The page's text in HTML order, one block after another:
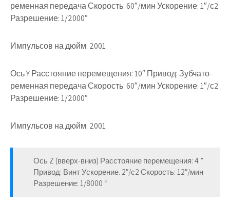
ременная передача Скорость: 60″/мин Ускорение: 1″/с2
Разрешение: 1/2000″
Импульсов на дюйм: 2001
Ось Y Расстояние перемещения: 10″ Привод: Зубчато-
ременная передача Скорость: 60″/мин Ускорение: 1″/с2
Разрешение: 1/2000″
Импульсов на дюйм: 2001
Ось Z (вверх-вниз) Расстояние перемещения: 4 ”
Привод: Винт Ускорение. 2″/с2 Скорость: 12″/мин
Разрешение: 1/8000 “